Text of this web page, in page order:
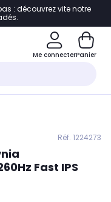
: découvrez vite notre
Me connecterPanier
Réf. 1224273
Fast IPS